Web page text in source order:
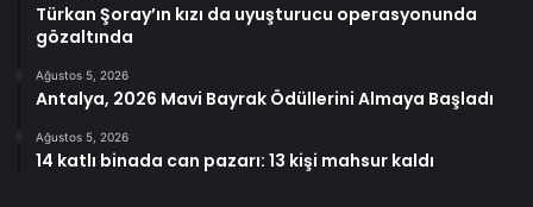
Türkan Şoray’ın kızı da uyuşturucu operasyonunda
gözaltında
Ağustos 5, 2026
Antalya, 2026 Mavi Bayrak Ödüllerini Almaya Başladı
Ağustos 5, 2026
14 katlı binada can pazarı: 13 kişi mahsur kaldı